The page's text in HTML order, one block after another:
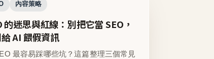
內容策略
的迷思與紅線：別把它當 SEO，
AI 餵假資訊
最容易踩哪些坑？這篇整理三個常見